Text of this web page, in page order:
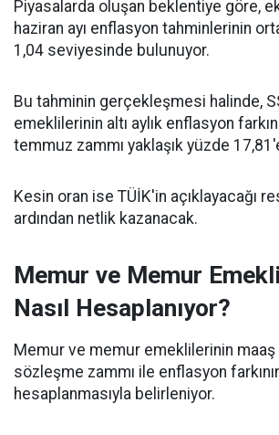
Piyasalarda oluşan beklentiye göre,
haziran ayı enflasyon tahminlerinin
1,04 seviyesinde bulunuyor.
Bu tahminin gerçekleşmesi halinde,
emeklilerinin altı aylık enflasyon
temmuz zammı yaklaşık yüzde
Kesin oran ise TÜİK'in açıklayacağı
ardından netlik kazanacak.
Memur ve Memur
Nasıl Hesaplanıyor?
Memur ve memur emeklilerinin maaş
sözleşme zammı ile enflasyon
hesaplanmasıyla belirleniyor.